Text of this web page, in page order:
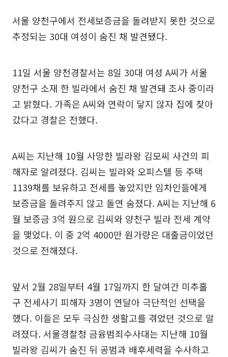
서울 양천구에서 전세보증금을 돌려받지 못한 것으로
추정되는 30대 여성이 숨진 채 발견됐다.
11일 서울 양천경찰서는 8일 30대 여성 A씨가 서울
양천구 소재 한 빌라에서 숨진 채 발견돼 조사 중이라
고 밝혔다. 가족은 A씨와 연락이 닿지 않자 집에 찾아
갔다고 경찰은 전했다.
A씨는 지난해 10월 사망한 빌라왕 김모씨 사건의 피
해자로 알려졌다. 김씨는 빌라와 오피스텔 등 주택
1139채를 보유하고 전세를 놓았지만 임차인들에게
보증금을 돌려주지 않고 돌연 숨졌다. A씨는 지난해 6
월 보증금 3억 원으로 김씨와 양천구 빌라 전세 계약
을 맺었다. 이 중 2억 4000만 원가량은 대출금이었던
것으로 전해졌다.
앞서 2월 28일부터 4월 17일까지 한 달여간 미추홀
구 전세사기 피해자 3명이 연달아 극단적인 선택을
했다. 이들은 모두 극심한 생활고를 겪었던 것으로 알
려졌다. 서울경찰청 금융범죄수사대는 지난해 10월
빌라왕 김씨가 숨진 뒤 공범과 배후세력을 수사하고